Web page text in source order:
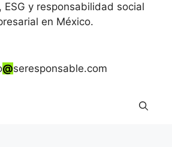
y responsabilidad social
en México.
@seresponsable.com